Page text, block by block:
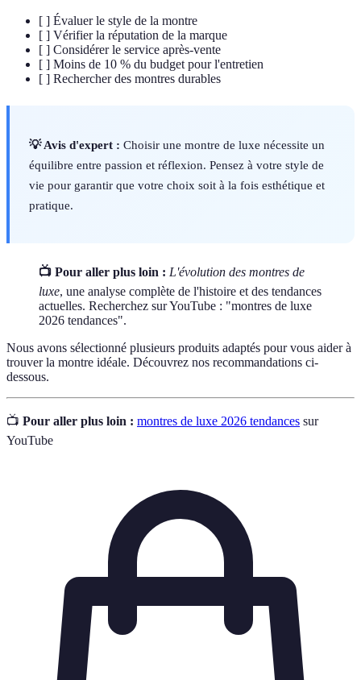
[ ] Évaluer le style de la montre
[ ] Vérifier la réputation de la marque
[ ] Considérer le service après-vente
[ ] Moins de 10 % du budget pour l'entretien
[ ] Rechercher des montres durables
💡 Avis d'expert : Choisir une montre de luxe nécessite un
équilibre entre passion et réflexion. Pensez à votre style de
vie pour garantir que votre choix soit à la fois esthétique et
pratique.
📺 Pour aller plus loin : L'évolution des montres de
luxe, une analyse complète de l'histoire et des tendances
actuelles. Recherchez sur YouTube : "montres de luxe
2026 tendances".
Nous avons sélectionné plusieurs produits adaptés pour vous aider à
trouver la montre idéale. Découvrez nos recommandations ci-
dessous.
📺 Pour aller plus loin : montres de luxe 2026 tendances sur
YouTube